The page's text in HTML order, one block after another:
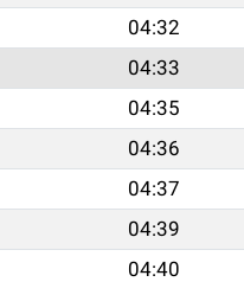
04:32
04:33
04:35
04:36
04:37
04:39
04:40